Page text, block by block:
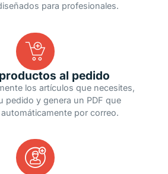
para profesionales.
al pedido
los artículos que necesites,
pedido y genera un PDF que
por correo.